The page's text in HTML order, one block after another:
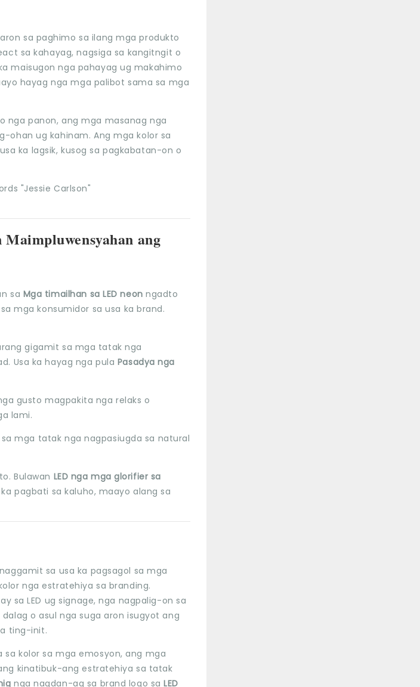
sa paghimo sa ilang mga produkto
sa kahayag, nagsiga sa kangitngit o
maisugon nga pahayag ug makahimo
hayag nga mga palibot sama sa mga
nga panon, ang mga masanag nga
ohan ug kahinam. Ang mga kolor sa
ka lagsik, kusog sa pagkabatan-on o
ang
sa Mga timailhan sa LED neonngadto
mga konsumidor sa usa ka brand.
gigamit sa mga tatak nga
Usa ka hayag nga pula Pasadya nga
gusto magpakita nga relaks o
lami.
mga tatak nga nagpasiugda sa natural
Bulawan LED nga mga glorifier sa
pagbati sa kaluho, maayo alang sa
sa usa ka pagsagol sa mga
nga estratehiya sa branding.
sa LED ug signage, nga nagpalig-on sa
o asul nga suga aron isugyot ang
ting-init.
kolor sa mga emosyon, ang mga
kinatibuk-ang estratehiya sa tatak
nga nagdan-ag sa brand logo saLED